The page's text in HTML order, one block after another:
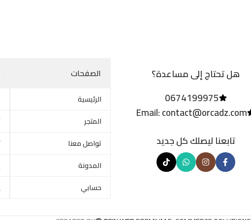
هل تحتاج إلى مساعدة؟
0674199975
Email: contact@orcadz.com
تابعنا ليصلك كل جديد
الصفحات
الرئيسية
المتجر
تواصل معنا
المدونة
حسابي